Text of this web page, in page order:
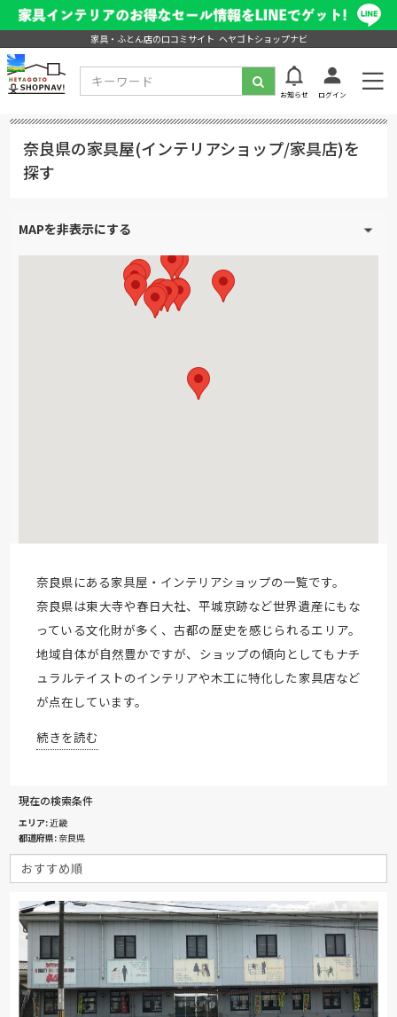
家具・ふとん店の口コミサイト ヘヤゴトショップナビ
お知らせ ログイン
奈良県の家具屋(インテリアショップ/家具店)を
探す
奈良県にある家具屋・インテリアショップの一覧です。
奈良県は東大寺や春日大社、平城京跡など世界遺産にもな
っている文化財が多く、古都の歴史を感じられるエリア。
地域自体が自然豊かですが、ショップの傾向としてもナチ
ュラルテイストのインテリアや木工に特化した家具店など
が点在しています。
続きを読む
現在の検索条件
エリア 近畿
都道府県 奈良県